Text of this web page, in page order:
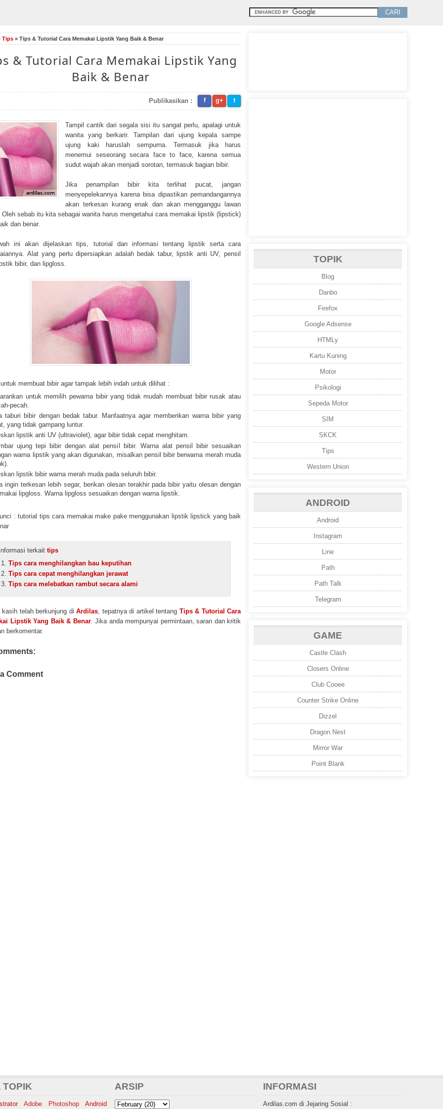
Tips » Tips & Tutorial Cara Memakai Lipstik Yang Baik & Benar
& Tutorial Cara Memakai Lipstik Yang
Baik & Benar
f g+ t
Publikasikan :
Tampil cantik dari segala sisi itu sangat perlu, apalagi untuk
wanita yang berkarir. Tampilan dari ujung kepala sampe
ujung kaki haruslah sempurna. Termasuk jika harus
menemui seseorang secara face to face, karena semua
sudut wajah akan menjadi sorotan, termasuk bagian bibir.
Jika penampilan bibir kita terlihat pucat, jangan
menyepelekannya karena bisa dipastikan pemandangannya
akan terkesan kurang enak dan akan mengganggu lawan
Oleh sebab itu kita sebagai wanita harus mengetahui cara memakai lipstik (lipstick)
dan benar.
ini akan dijelaskan tips, tutorial dan informasi tentang lipstik serta cara
Alat yang perlu dipersiapkan adalah bedak tabur, lipstik anti UV, pensil
bibir, dan lipgloss.
membuat bibir agar tampak lebih indah untuk dilihat :
untuk memilih pewarna bibir yang tidak mudah membuat bibir rusak atau
pecah.
taburi bibir dengan bedak tabur. Manfaatnya agar memberikan warna bibir yang
yang tidak gampang luntur.
lipstik anti UV (ultraviolet), agar bibir tidak cepat menghitam.
ujung tepi bibir dengan alat pensil bibir. Warna alat pensil bibir sesuaikan
warna lipstik yang akan digunakan, misalkan pensil bibir berwarna merah muda
lipstik bibir warna merah muda pada seluruh bibir.
ingin terkesan lebih segar, berikan olesan terakhir pada bibir yaitu olesan dengan
lipgloss. Warna lipgloss sesuaikan dengan warna lipstik.
: tutorial tips cara memakai make pake menggunakan lipstik lipstick yang baik
terkait tips
Tips cara menghilangkan bau keputihan
Tips cara cepat menghilangkan jerawat
Tips cara melebatkan rambut secara alami
kasih telah berkunjung diArdilas , tepatnya di artikel tentang Tips & Tutorial Cara
Lipstik Yang Baik & Benar. Jika anda mempunyai permintaan, saran dan kritik
berkomentar.
Comment
TOPIK
Blog
Danbo
Firefox
Google Adsense
HTMLy
Kartu Kuning
Motor
Psikologi
Sepeda Motor
SIM
SKCK
Tips
Western Union
ANDROID
Android
Instagram
Line
Path
Path Talk
Telegram
GAME
Castle Clash
Closers Online
Club Cooee
Counter Strike Online
Dizzel
Dragon Nest
Mirror War
Point Blank
TOPIK
Adobe Photoshop
Android
ARSIP INFORMASI
Ardilas.com di Jejaring Sosial :